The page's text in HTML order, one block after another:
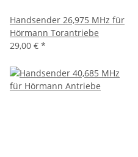
Handsender 26,975 MHz für
Hörmann Torantriebe
29,00 € *